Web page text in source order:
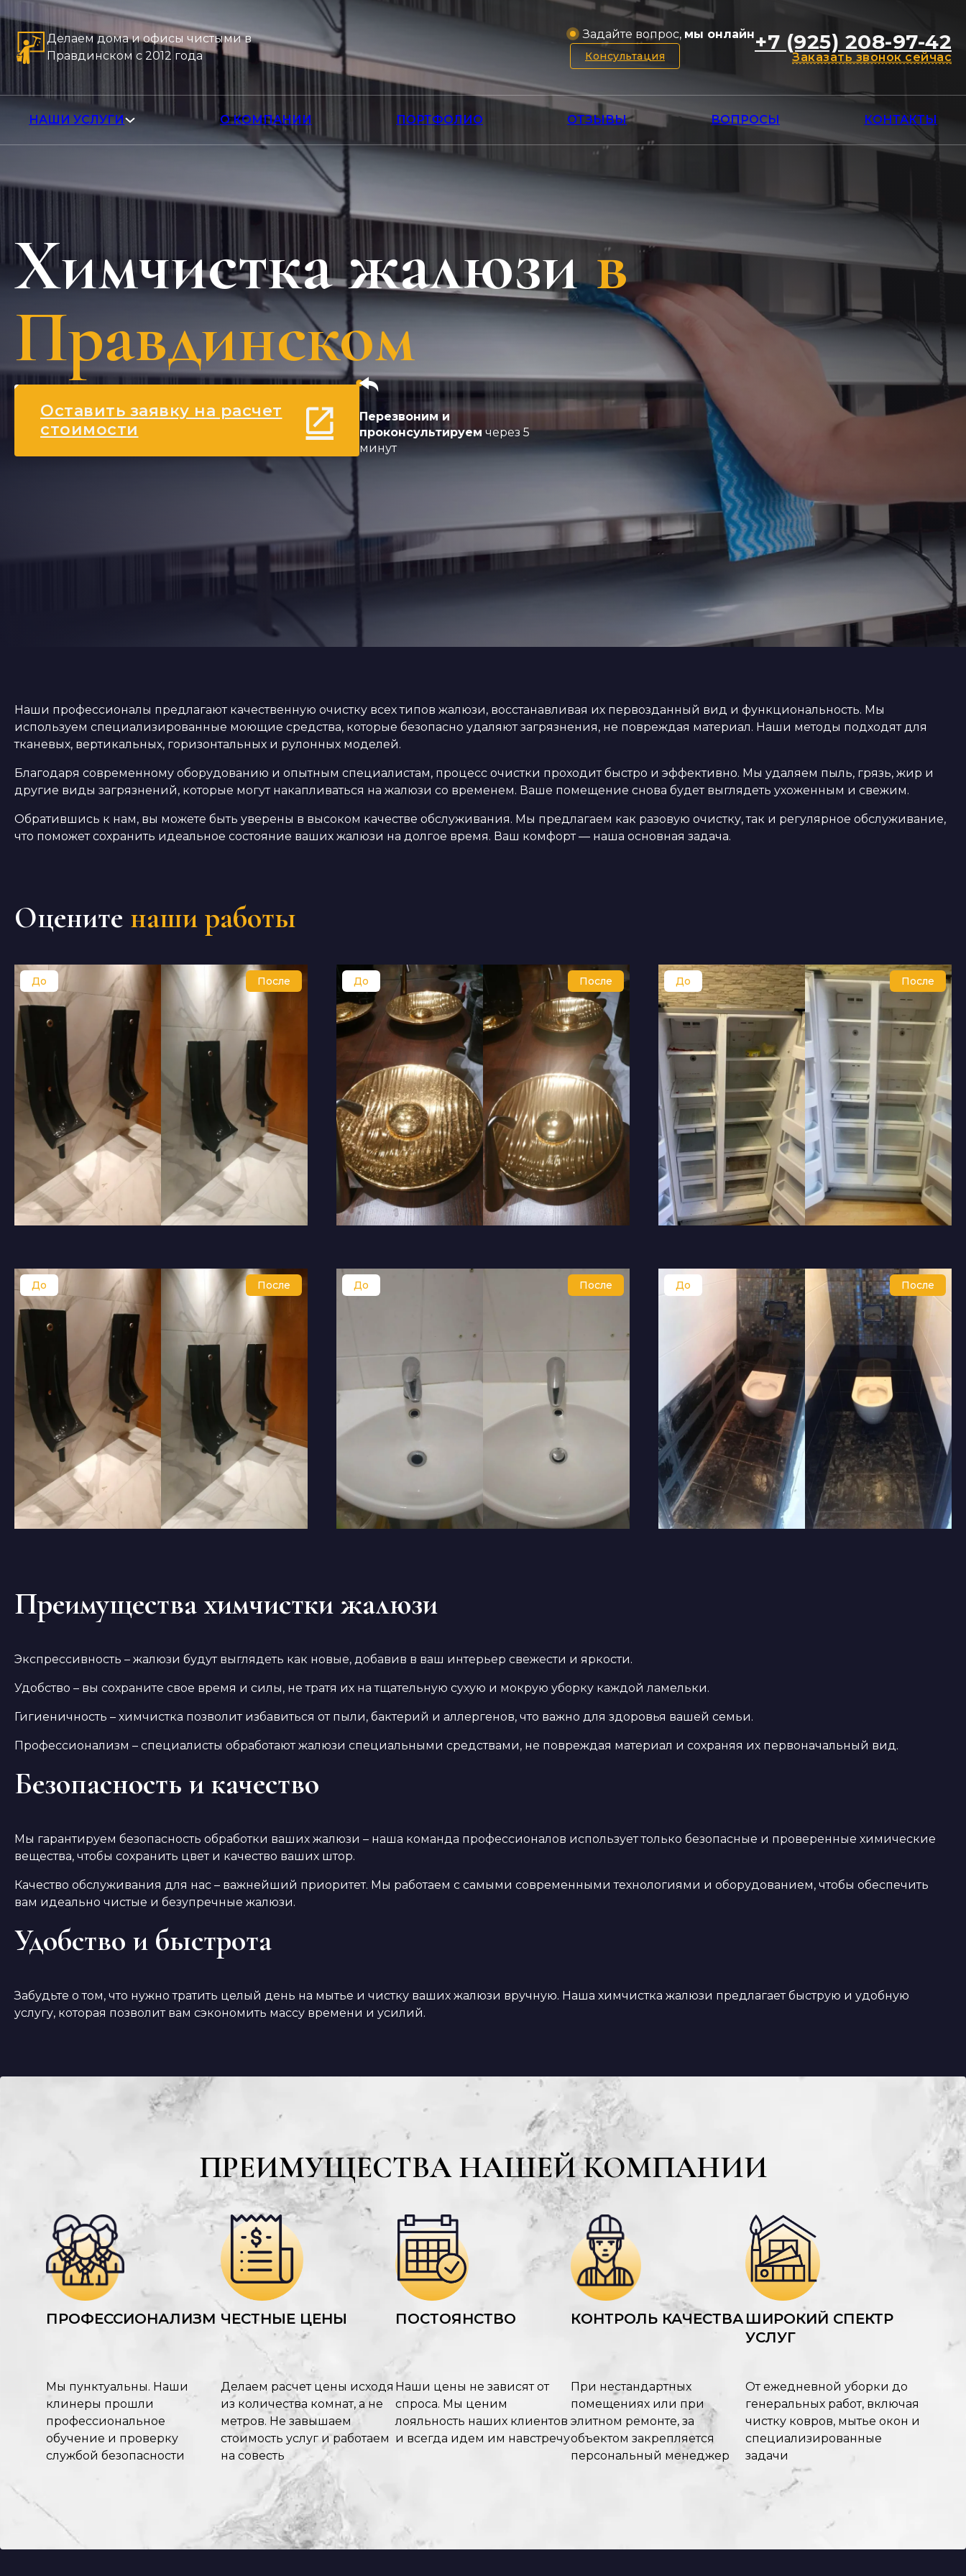
Делаем дома и офисы чистыми в
Правдинском с 2012 года
Задайте вопрос, мы онлайн
Консультация
+7 (925) 208-97-42
Заказать звонок сейчас
НАШИ УСЛУГИ О КОМПАНИИ ПОРТФОЛИО ОТЗЫВЫ ВОПРОСЫ КОНТАКТЫ
Химчистка жалюзив
Правдинском
Оставить заявку на расчет
стоимости
Перезвоним и
проконсультируем через 5
минут
Наши профессионалы предлагают качественную очистку всех типов жалюзи, восстанавливая их первозданный вид и функциональность. Мы
используем специализированные моющие средства, которые безопасно удаляют загрязнения, не повреждая материал. Наши методы подходят для
тканевых, вертикальных, горизонтальных и рулонных моделей.
Благодаря современному оборудованию и опытным специалистам, процесс очистки проходит быстро и эффективно. Мы удаляем пыль, грязь, жир и
другие виды загрязнений, которые могут накапливаться на жалюзи со временем. Ваше помещение снова будет выглядеть ухоженным и свежим.
Обратившись к нам, вы можете быть уверены в высоком качестве обслуживания. Мы предлагаем как разовую очистку, так и регулярное обслуживание,
что поможет сохранить идеальное состояние ваших жалюзи на долгое время. Ваш комфорт — наша основная задача.
Оцените наши работы
Преимущества химчистки жалюзи
Экспрессивность – жалюзи будут выглядеть как новые, добавив в ваш интерьер свежести и яркости.
Удобство – вы сохраните свое время и силы, не тратя их на тщательную сухую и мокрую уборку каждой ламельки.
Гигиеничность – химчистка позволит избавиться от пыли, бактерий и аллергенов, что важно для здоровья вашей семьи.
Профессионализм – специалисты обработают жалюзи специальными средствами, не повреждая материал и сохраняя их первоначальный вид.
Безопасность и качество
Мы гарантируем безопасность обработки ваших жалюзи – наша команда профессионалов использует только безопасные и проверенные химические
вещества, чтобы сохранить цвет и качество ваших штор.
Качество обслуживания для нас – важнейший приоритет. Мы работаем с самыми современными технологиями и оборудованием, чтобы обеспечить
вам идеально чистые и безупречные жалюзи.
Удобство и быстрота
Забудьте о том, что нужно тратить целый день на мытье и чистку ваших жалюзи вручную. Наша химчистка жалюзи предлагает быструю и удобную
услугу, которая позволит вам сэкономить массу времени и усилий.
ПРЕИМУЩЕСТВА НАШЕЙ КОМПАНИИ
ПРОФЕССИОНАЛИЗМ
Мы пунктуальны. Наши
клинеры прошли
профессиональное
обучение и проверку
службой безопасности
ЧЕСТНЫЕ ЦЕНЫ
Делаем расчет цены исходя
из количества комнат, а не
метров. Не завышаем
стоимость услуг и работаем
на совесть
ПОСТОЯНСТВО
Наши цены не зависят от
спроса. Мы ценим
лояльность наших клиентов
и всегда идем им навстречу
КОНТРОЛЬ КАЧЕСТВА
При нестандартных
помещениях или при
элитном ремонте, за
объектом закрепляется
персональный менеджер
ШИРОКИЙ СПЕКТР
УСЛУГ
От ежедневной уборки до
генеральных работ, включая
чистку ковров, мытье окон и
специализированные
задачи